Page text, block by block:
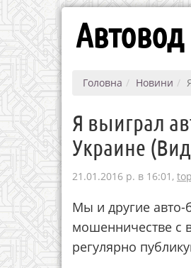
Автовод
Головна Новини
Я выиграл
Украине
21.01.2016 р. в 16:01,
Мы и другие
мошенничестве с
регулярно